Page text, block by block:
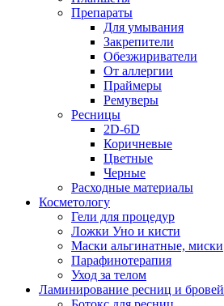
Препараты
Для умывания
Закрепители
Обезжириватели
От аллергии
Праймеры
Ремуверы
Ресницы
2D-6D
Коричневые
Цветные
Черные
Расходные материалы
Косметологу
Гели для процедур
Ложки Уно и кисти
Маски альгинатные, миски
Парафинотерапия
Уход за телом
Ламинирование ресниц и бровей